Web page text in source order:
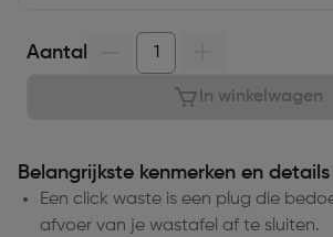
Aantal
In winkelwagen
Belangrijkste kenmerken en details
Een click waste is een plug die
afvoer van je wastafel af te sluiten.